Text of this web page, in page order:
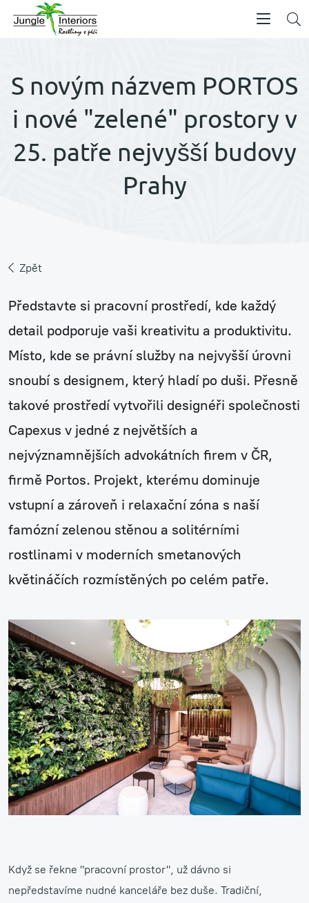
S novým názvem PORTOS
i nové "zelené" prostory v
25. patře nejvyšší budovy
Prahy
Zpět
Představte si pracovní prostředí, kde každý
detail podporuje vaši kreativitu a produktivitu.
Místo, kde se právní služby na nejvyšší úrovni
snoubí s designem, který hladí po duši. Přesně
takové prostředí vytvořili designéři společnosti
Capexus v jedné z největších a
nejvýznamnějších advokátních firem v ČR,
firmě Portos. Projekt, kterému dominuje
vstupní a zároveň i relaxační zóna s naší
famózní zelenou stěnou a solitérními
rostlinami v moderních smetanových
květináčích rozmístěných po celém patře.
Když se řekne "pracovní prostor", už dávno si
nepředstavíme nudné kanceláře bez duše. Tradiční,